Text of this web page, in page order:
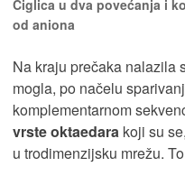
Ciglica u dva povećanja i
od aniona
Na kraju prečaka nalazila
mogla, po načelu
komplementarnom
vrste oktaedara koji su
u trodimenzijsku mrežu.